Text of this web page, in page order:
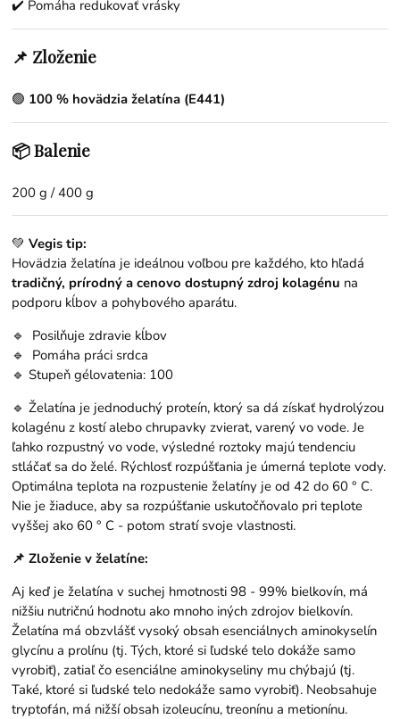
✔️ Pomáha redukovať vrásky
📌 Zloženie
🟢 100 % hovädzia želatína (E441)
📦 Balenie
200 g / 400 g
💚Vegis tip:
Hovädzia želatína je ideálnou voľbou pre každého, kto hľadá
tradičný, prírodný a cenovo dostupný zdroj kolagénu na
podporu kĺbov a pohybového aparátu.
🔹 Posilňuje zdravie kĺbov
🔹 Pomáha práci srdca
🔹 Stupeň gélovatenia: 100
🔹 Želatína je jednoduchý proteín, ktorý sa dá získať hydrolýzou
kolagénu z kostí alebo chrupavky zvierat, varený vo vode. Je
ľahko rozpustný vo vode, výsledné roztoky majú tendenciu
stláčať sa do želé. Rýchlosť rozpúšťania je úmerná teplote vody.
Optimálna teplota na rozpustenie želatíny je od 42 do 60 ° C.
Nie je žiaduce, aby sa rozpúšťanie uskutočňovalo pri teplote
vyššej ako 60 ° C - potom stratí svoje vlastnosti.
📌 Zloženie v želatíne:
Aj keď je želatína v suchej hmotnosti 98 - 99% bielkovín, má
nižšiu nutričnú hodnotu ako mnoho iných zdrojov bielkovín.
Želatína má obzvlášť vysoký obsah esenciálnych aminokyselín
glycínu a prolínu (tj. Tých, ktoré si ľudské telo dokáže samo
vyrobiť), zatiaľ čo esenciálne aminokyseliny mu chýbajú (tj.
Také, ktoré si ľudské telo nedokáže samo vyrobiť). Neobsahuje
tryptofán, má nižší obsah izoleucínu, treonínu a metionínu.